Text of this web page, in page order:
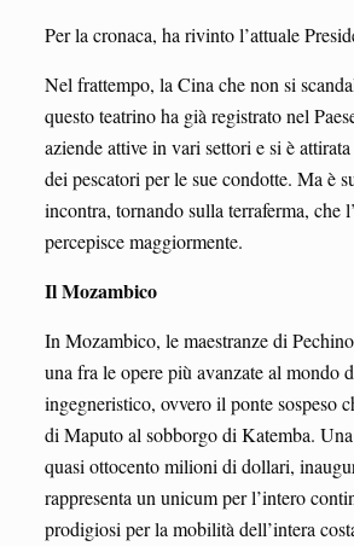
Per la cronaca, ha rivinto l’attuale
Nel frattempo, la Cina che non si
questo teatrino ha già registrato nel
aziende attive in vari settori e si è
dei pescatori per le sue condotte. Ma è
incontra, tornando sulla terraferma, che
percepisce maggiormente.
Il Mozambico
In Mozambico, le maestranze di
una fra le opere più avanzate al mondo
ingegneristico, ovvero il ponte sospeso
di Maputo al sobborgo di Katemba.
quasi ottocento milioni di dollari,
rappresenta un unicum per l’intero
prodigiosi per la mobilità dell’intera